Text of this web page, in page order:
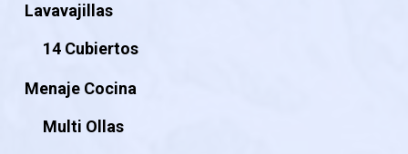
Lavavajillas
14 Cubiertos
Menaje Cocina
Multi Ollas